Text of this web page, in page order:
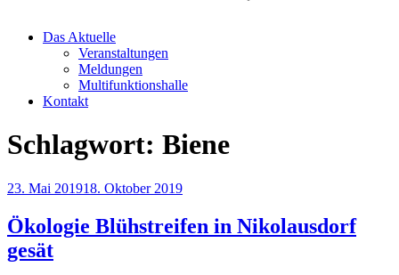
Das Aktuelle
Veranstaltungen
Meldungen
Multifunktionshalle
Kontakt
Schlagwort: Biene
Veröffentlicht
23. Mai 201918. Oktober 2019
Ökologie Blühstreifen in Nikolausdorf
gesät